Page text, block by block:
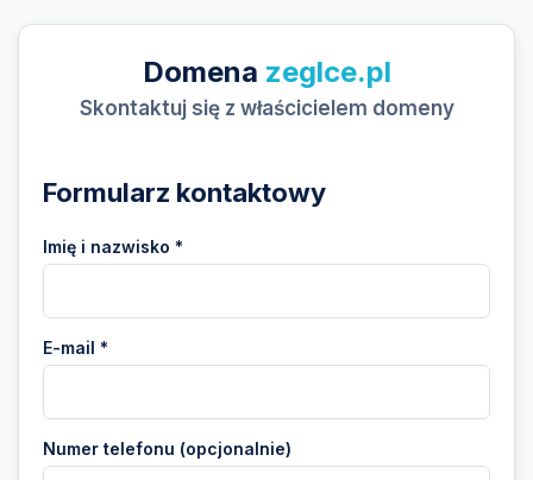
Domena zeglce.pl
Skontaktuj się z właścicielem domeny
Formularz kontaktowy
Imię i nazwisko *
E-mail *
Numer telefonu (opcjonalnie)